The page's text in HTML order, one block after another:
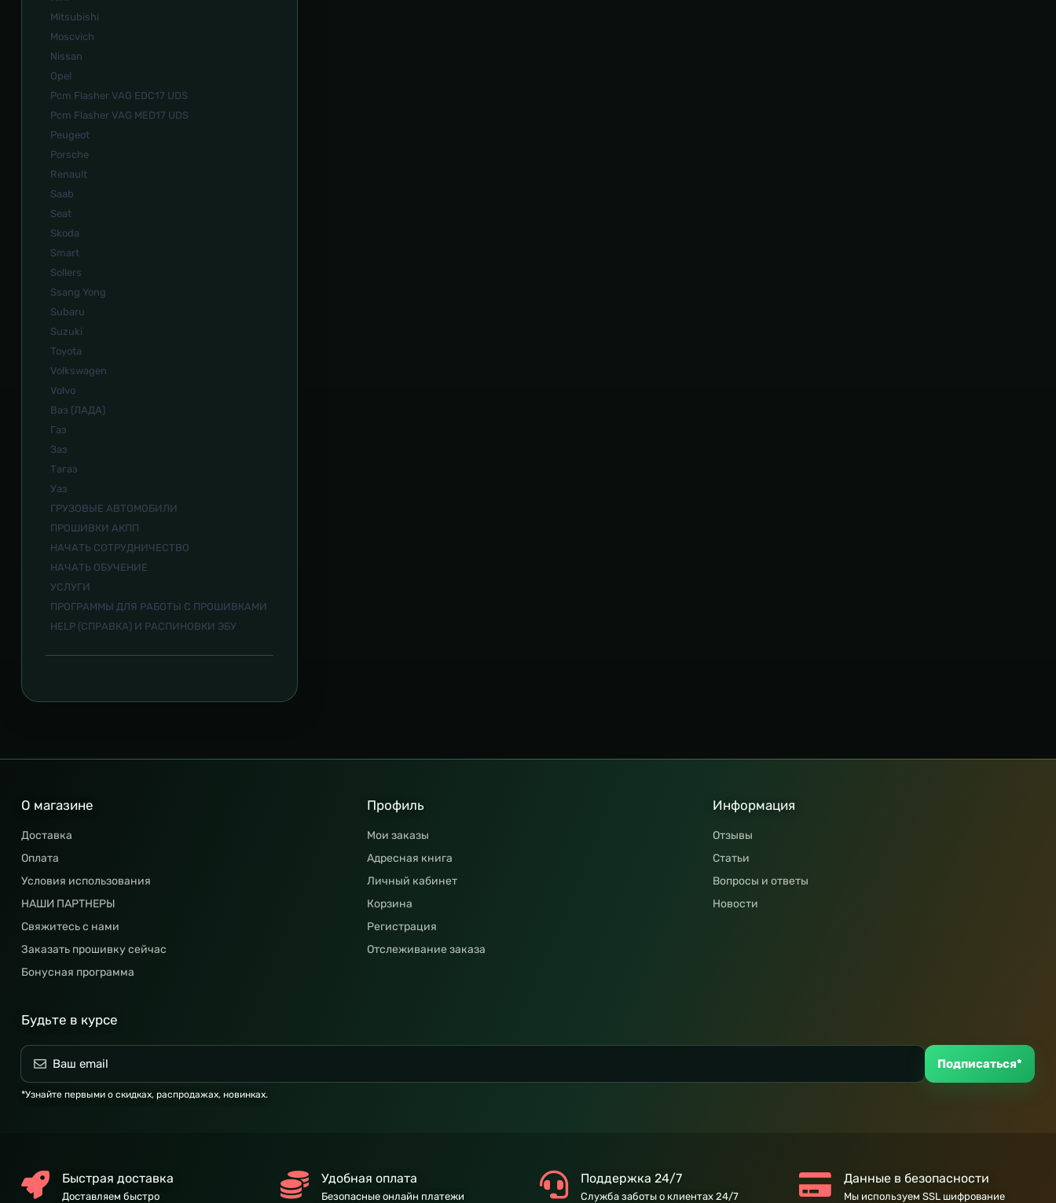
Mitsubishi
Moscvich
Nissan
Opel
Pcm Flasher VAG EDC17 UDS
Pcm Flasher VAG MED17 UDS
Peugeot
Porsche
Renault
Saab
Seat
Skoda
Smart
Sollers
Ssang Yong
Subaru
Suzuki
Toyota
Volkswagen
Volvo
Ваз (ЛАДА)
Газ
Заз
Тагаз
Уаз
ГРУЗОВЫЕ АВТОМОБИЛИ
ПРОШИВКИ АКПП
НАЧАТЬ СОТРУДНИЧЕСТВО
НАЧАТЬ ОБУЧЕНИЕ
УСЛУГИ
ПРОГРАММЫ ДЛЯ РАБОТЫ С ПРОШИВКАМИ
HELP (СПРАВКА) И РАСПИНОВКИ ЭБУ
О магазине
Доставка
Оплата
Условия использования
НАШИ ПАРТНЕРЫ
Свяжитесь с нами
Заказать прошивку сейчас
Бонусная программа
Профиль
Мои заказы
Адресная книга
Личный кабинет
Корзина
Регистрация
Отслеживание заказа
Информация
Отзывы
Статьи
Вопросы и ответы
Новости
Будьте в курсе
Подписаться*
*Узнайте первыми о скидках, распродажах, новинках.
Быстрая доставка
Доставляем быстро
Удобная оплата
Безопасные онлайн платежи
Поддержка 24/7
Служба заботы о клиентах 24/7
Данные в безопасности
Мы используем SSL шифрование